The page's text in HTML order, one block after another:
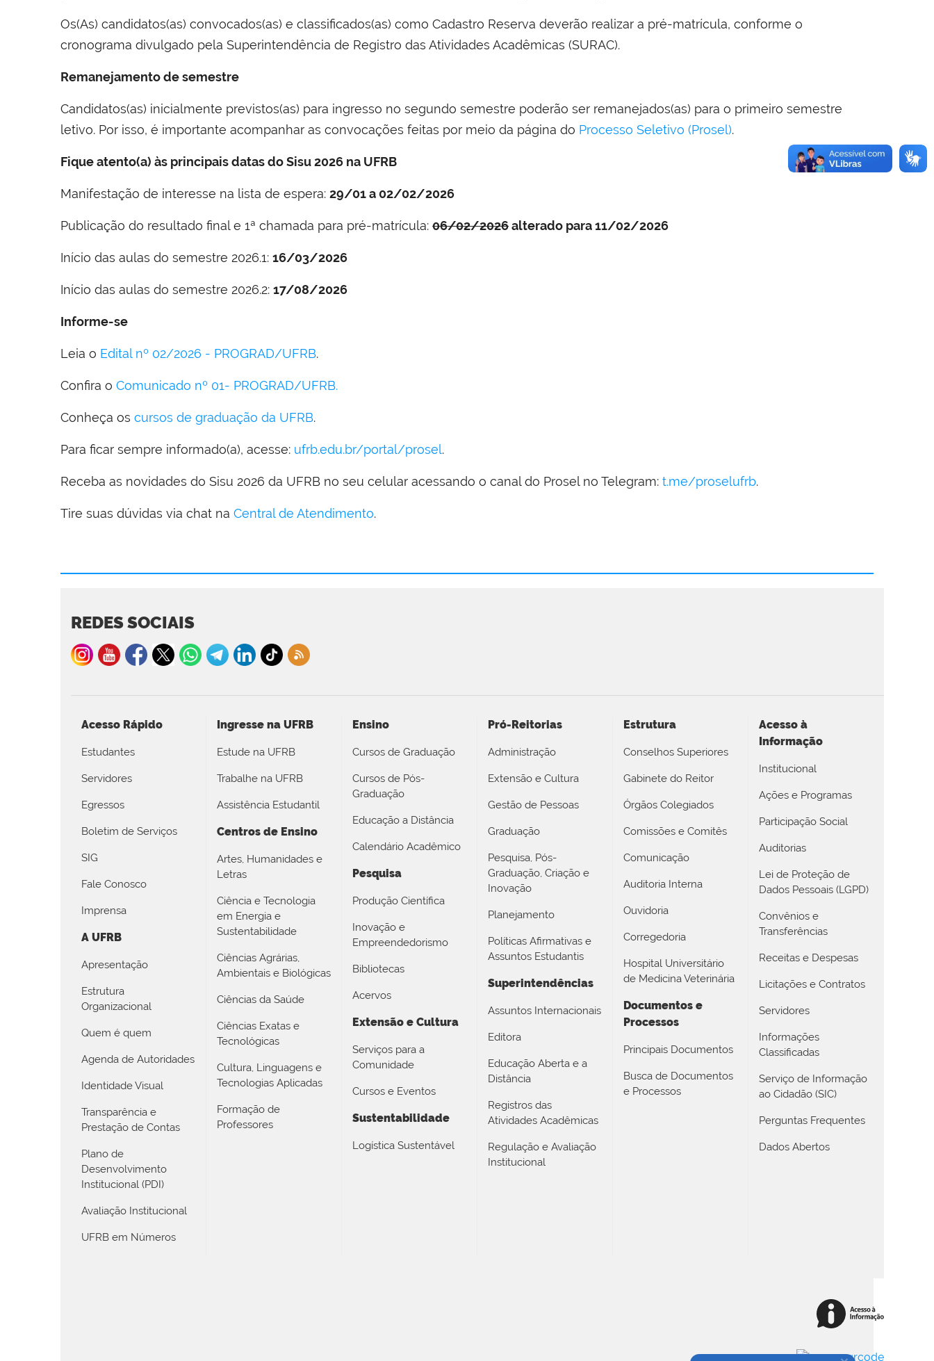
Os(As) candidatos(as) convocados(as) e classificados(as) como Cadastro Reserva deverão realizar a pré-matrícula, conforme o
cronograma divulgado pela Superintendência de Registro das Atividades Acadêmicas (SURAC).
Remanejamento de semestre
Candidatos(as) inicialmente previstos(as) para ingresso no segundo semestre poderão ser remanejados(as) para o primeiro semestre
letivo. Por isso, é importante acompanhar as convocações feitas por meio da página do Processo Seletivo (Prosel).
Fique atento(a) às principais datas do Sisu 2026 na UFRB
Manifestação de interesse na lista de espera: 29/01 a 02/02/2026
Publicação do resultado final e 1ª chamada para pré-matrícula: 06/02/2026alterado para 11/02/2026
Início das aulas do semestre 2026.1: 16/03/2026
Início das aulas do semestre 2026.2: 17/08/2026
Informe-se
Leia o Edital nº 02/2026 - PROGRAD/UFRB.
Confira o Comunicado nº 01- PROGRAD/UFRB.
Conheça os cursos de graduação da UFRB.
Para ficar sempre informado(a), acesse: ufrb.edu.br/portal/prosel.
Receba as novidades do Sisu 2026 da UFRB no seu celular acessando o canal do Prosel no Telegram: t.me/proselufrb.
Tire suas dúvidas via chat na Central de Atendimento.
REDES SOCIAIS
Acesso Rápido
Estudantes
Servidores
Egressos
Boletim de Serviços
SIG
Fale Conosco
Imprensa
A UFRB
Apresentação
Estrutura
Organizacional
Quem é quem
Agenda de Autoridades
Identidade Visual
Transparência e
Prestação de Contas
Plano de
Desenvolvimento
Institucional (PDI)
Avaliação Institucional
UFRB em Números
Ingresse na UFRB
Estude na UFRB
Trabalhe na UFRB
Assistência Estudantil
Centros de Ensino
Artes, Humanidades e
Letras
Ciência e Tecnologia
em Energia e
Sustentabilidade
Ciências Agrárias,
Ambientais e Biológicas
Ciências da Saúde
Ciências Exatas e
Tecnológicas
Cultura, Linguagens e
Tecnologias Aplicadas
Formação de
Professores
Ensino
Cursos de Graduação
Cursos de Pós-
Graduação
Educação a Distância
Calendário Acadêmico
Pesquisa
Produção Científica
Inovação e
Empreendedorismo
Bibliotecas
Acervos
Extensão e Cultura
Serviços para a
Comunidade
Cursos e Eventos
Sustentabilidade
Logística Sustentável
Pró-Reitorias
Administração
Extensão e Cultura
Gestão de Pessoas
Graduação
Pesquisa, Pós-
Graduação, Criação e
Inovação
Planejamento
Políticas Afirmativas e
Assuntos Estudantis
Superintendências
Assuntos Internacionais
Editora
Educação Aberta e a
Distância
Registros das
Atividades Acadêmicas
Regulação e Avaliação
Institucional
Estrutura
Conselhos Superiores
Gabinete do Reitor
Órgãos Colegiados
Comissões e Comitês
Comunicação
Auditoria Interna
Ouvidoria
Corregedoria
Hospital Universitário
de Medicina Veterinária
Documentos e
Processos
Principais Documentos
Busca de Documentos
e Processos
Acesso à
Informação
Institucional
Ações e Programas
Participação Social
Auditorias
Lei de Proteção de
Dados Pessoais (LGPD)
Convênios e
Transferências
Receitas e Despesas
Licitações e Contratos
Servidores
Informações
Classificadas
Serviço de Informação
ao Cidadão (SIC)
Perguntas Frequentes
Dados Abertos